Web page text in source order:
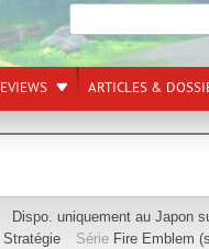
ARTICLES &
Dispo. uniquement au Japon
Stratégie Série Fire Emblem